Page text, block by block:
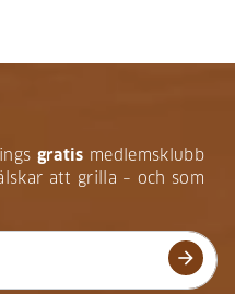
gratis medlemsklubb
att grilla – och som
arrow_forward